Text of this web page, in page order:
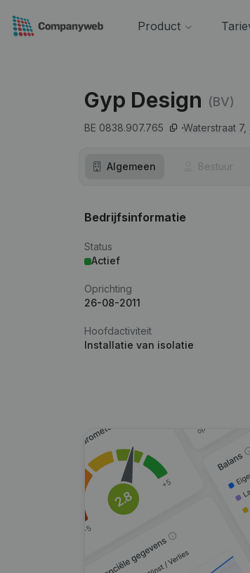
Product
Gyp Design (BV)
BE 0838.907.765 Waterstraat 7,
Algemeen Bestuur
Bedrijfsinformatie
Status
Actief
Oprichting
26-08-2011
Hoofdactiviteit
Installatie van isolatie